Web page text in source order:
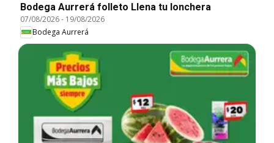
Bodega Aurrerá folleto Llena tu lonchera
07/08/2026- 19/08/2026
Bodega Aurrerá